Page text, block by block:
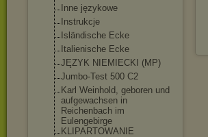
Inne językowe
Instrukcje
Isländische Ecke
Italienische Ecke
JĘZYK NIEMIECKI (MP)
Jumbo-Test 500 C2
Karl Weinhold, geboren und
aufgewachsen in
Reichenbach im
Eulengebirge
KLIPARTOWANIE